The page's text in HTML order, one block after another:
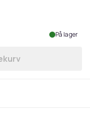
På lager